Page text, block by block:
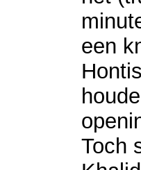
een
Toch